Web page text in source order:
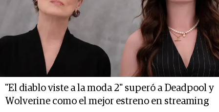
"El diablo viste a la moda 2" superó a Deadpool y
Wolverine como el mejor estreno en streaming